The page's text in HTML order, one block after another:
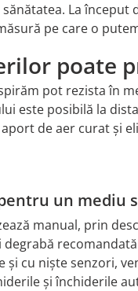
La
pe care o
poate
pot rezista în
este posibilă la
de aer curat și
un mediu
manual, prin
cu niște senzori,
și închiderile